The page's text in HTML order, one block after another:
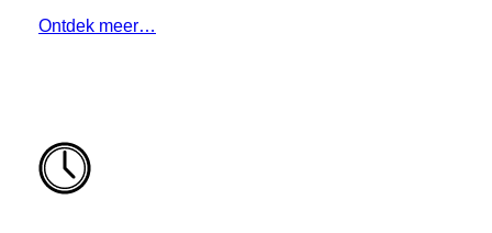
Ontdek meer…